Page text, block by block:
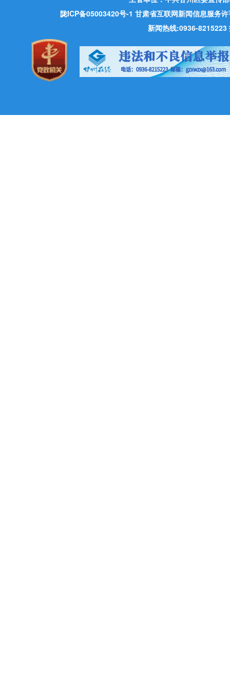
陇ICP备05003420号-1 甘肃省互联网新闻信息服务
新闻热线:0936-8215223